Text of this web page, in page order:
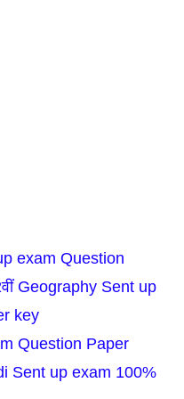
exam Question
Geography Sent up
key
Question Paper
Sent up exam 100%